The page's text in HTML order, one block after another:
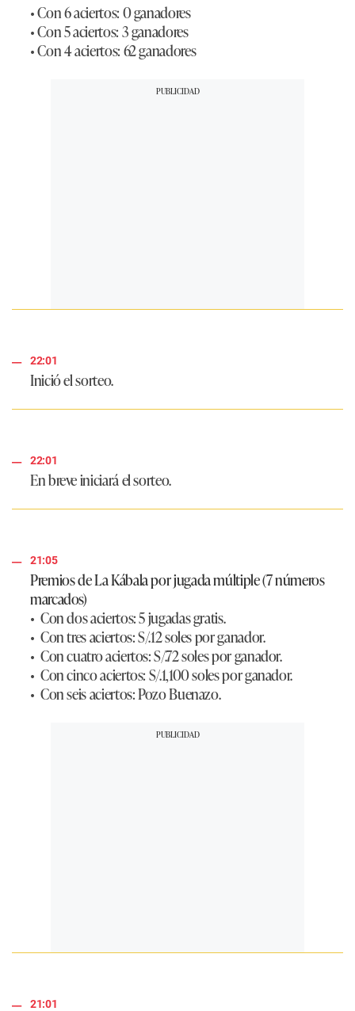
• Con 6 aciertos: 0 ganadores
• Con 5 aciertos: 3 ganadores
• Con 4 aciertos: 62 ganadores
22:01
Inició el sorteo.
22:01
En breve iniciará el sorteo.
21:05
Premios de La Kábala por jugada múltiple (7 números
marcados)
• Con dos aciertos: 5 jugadas gratis.
• Con tres aciertos: S/.12 soles por ganador.
• Con cuatro aciertos: S/.72 soles por ganador.
• Con cinco aciertos: S/.1,100 soles por ganador.
• Con seis aciertos: Pozo Buenazo.
21:01